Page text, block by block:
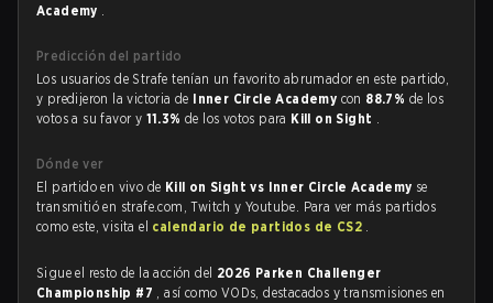
Academy .
Predicción del partido
Los usuarios de Strafe tenían un favorito abrumador en este partido,
y predijeron la victoria de Inner Circle Academy con 88.7% de los
votos a su favor y 11.3%de los votos para Kill on Sight .
Dónde ver
El partido en vivo de Kill on Sight vs Inner Circle Academy se
transmitió en strafe.com, Twitch y Youtube. Para ver más partidos
como este, visita el calendario de partidos de CS2 .
Sigue el resto de la acción del 2026 Parken Challenger
Championship #7 , así como VODs, destacados y transmisiones en